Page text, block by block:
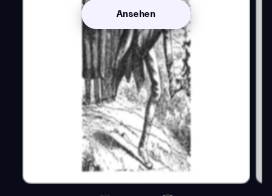
Ansehen